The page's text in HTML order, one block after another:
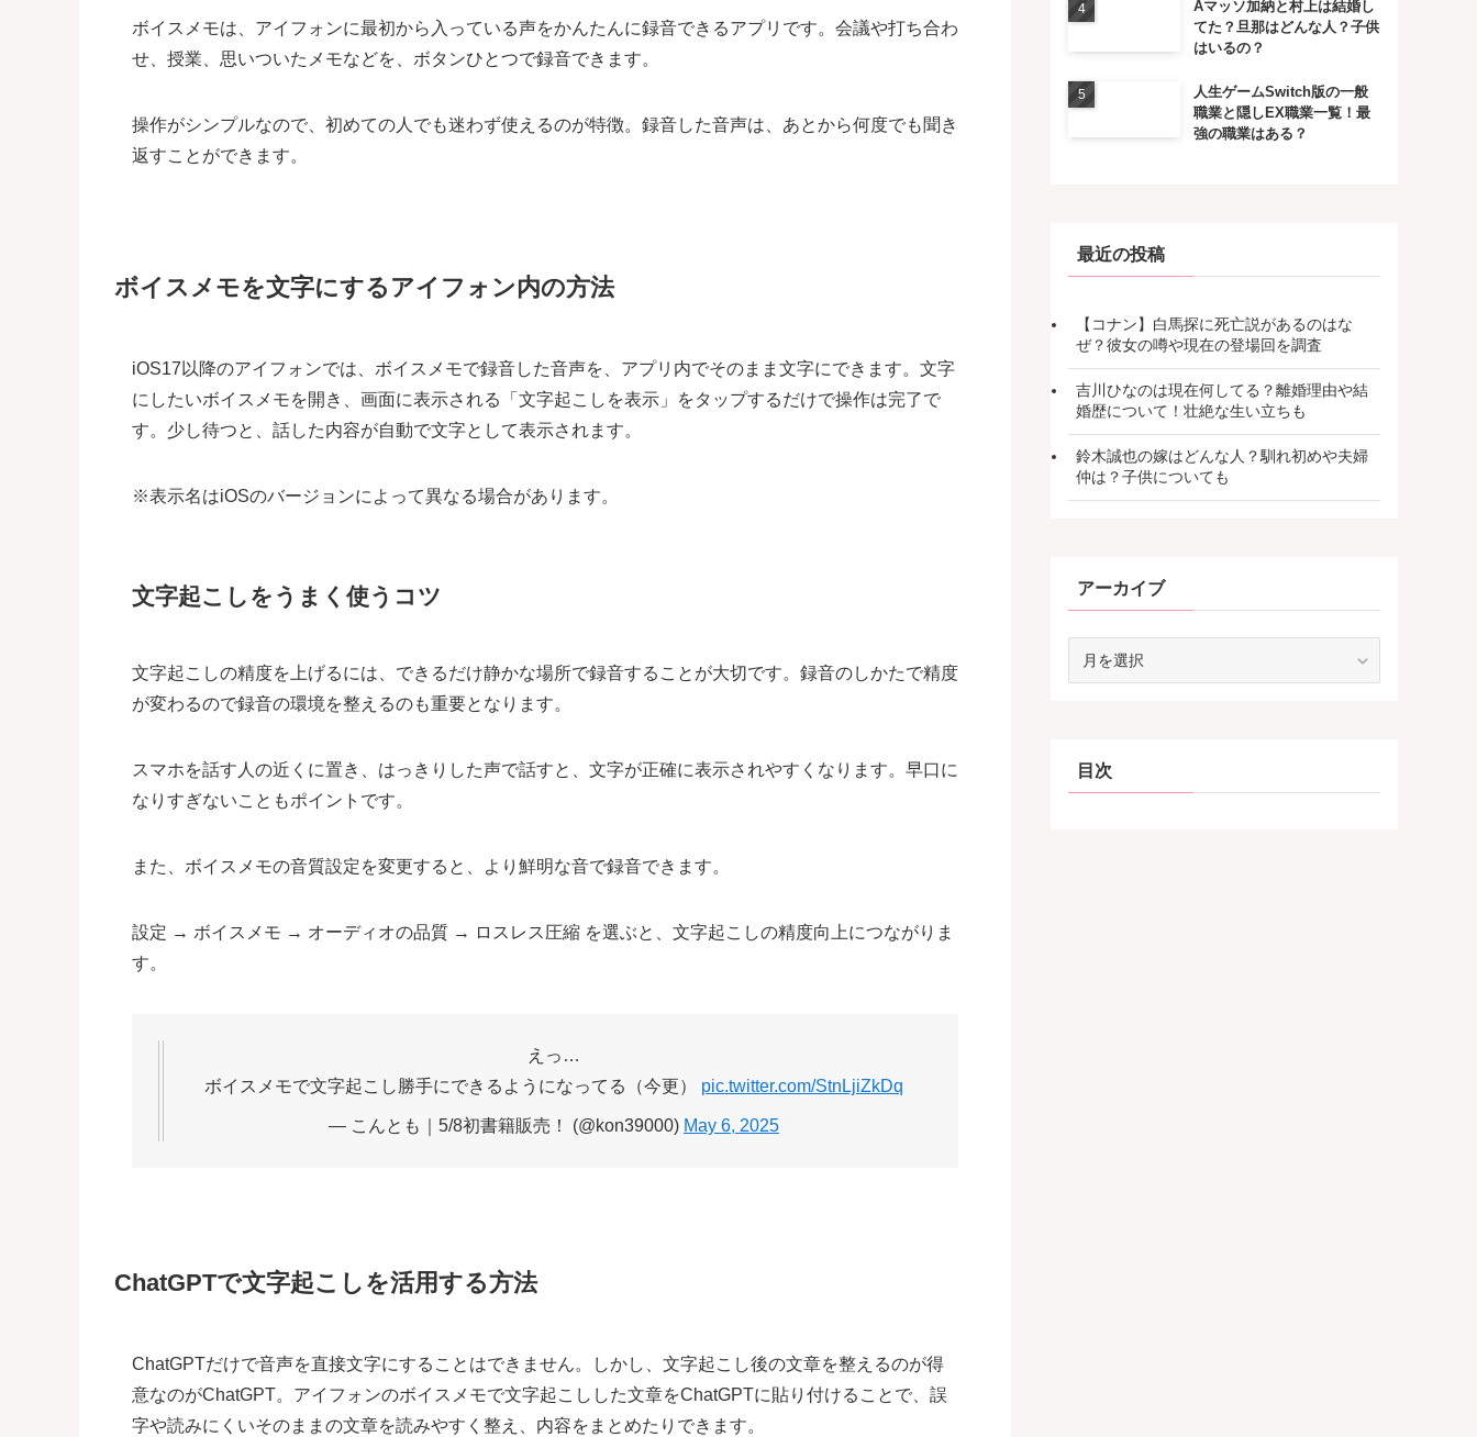
ボイスメモは、アイフォンに最初から入っている声をかんたんに録音できるアプリです。会議や打ち合わ
せ、授業、思いついたメモなどを、ボタンひとつで録音できます。
操作がシンプルなので、初めての人でも迷わず使えるのが特徴。録音した音声は、あとから何度でも聞き
返すことができます。
ボイスメモを文字にするアイフォン内の方法
iOS17以降のアイフォンでは、ボイスメモで録音した音声を、アプリ内でそのまま文字にできます。文字
にしたいボイスメモを開き、画面に表示される「文字起こしを表示」をタップするだけで操作は完了で
す。少し待つと、話した内容が自動で文字として表示されます。
※表示名はiOSのバージョンによって異なる場合があります。
文字起こしをうまく使うコツ
文字起こしの精度を上げるには、できるだけ静かな場所で録音することが大切です。録音のしかたで精度
が変わるので録音の環境を整えるのも重要となります。
スマホを話す人の近くに置き、はっきりした声で話すと、文字が正確に表示されやすくなります。早口に
なりすぎないこともポイントです。
また、ボイスメモの音質設定を変更すると、より鮮明な音で録音できます。
設定 → ボイスメモ → オーディオの品質 → ロスレス圧縮 を選ぶと、文字起こしの精度向上につながりま
す。
えっ…
ボイスメモで文字起こし勝手にできるようになってる（今更） pic.twitter.com/StnLjiZkDq
— こんとも｜5/8初書籍販売！ (@kon39000) May 6, 2025
ChatGPTで文字起こしを活用する方法
ChatGPTだけで音声を直接文字にすることはできません。しかし、文字起こし後の文章を整えるのが得
意なのがChatGPT。アイフォンのボイスメモで文字起こしした文章をChatGPTに貼り付けることで、誤
字や読みにくいそのままの文章を読みやすく整え、内容をまとめたりできます。
Aマッソ加納と村上は結婚し
てた？旦那はどんな人？子供
はいるの？
人生ゲームSwitch版の一般
職業と隠しEX職業一覧！最
強の職業はある？
最近の投稿
【コナン】白馬探に死亡説があるのはな
ぜ？彼女の噂や現在の登場回を調査
吉川ひなのは現在何してる？離婚理由や結
婚歴について！壮絶な生い立ちも
鈴木誠也の嫁はどんな人？馴れ初めや夫婦
仲は？子供についても
アーカイブ
目次